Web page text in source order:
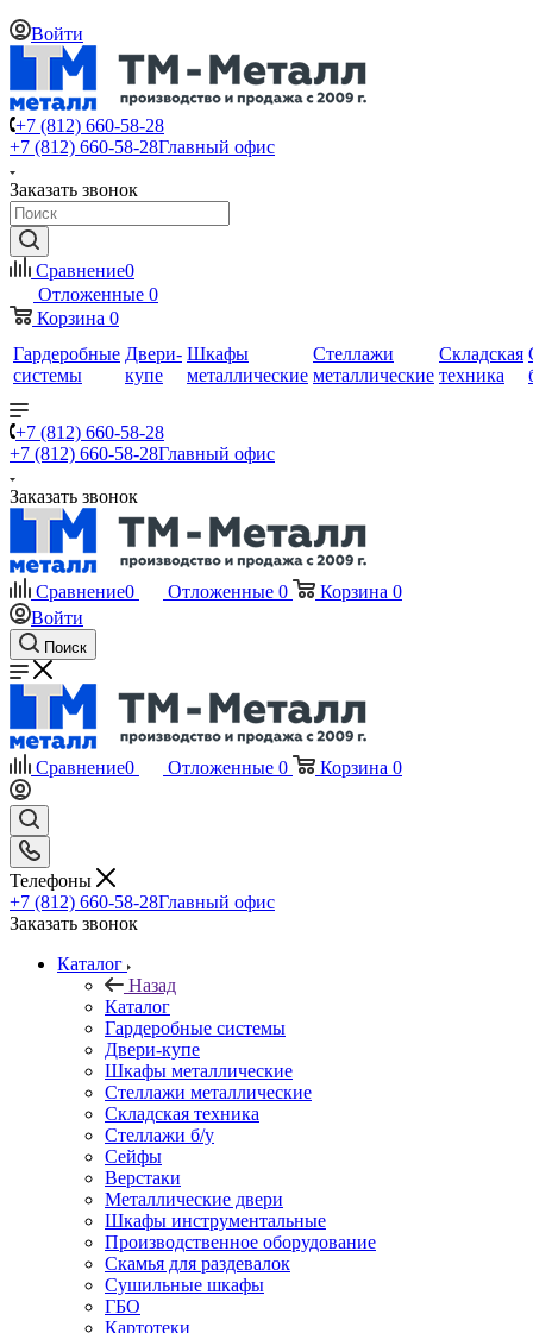
Войти
+7 (812) 660-58-28
+7 (812) 660-58-28Главный офис
Заказать звонок
Сравнение0
Отложенные 0
Корзина 0
Гардеробные
системы
Двери-
купе
Шкафы
металлические
Стеллажи
металлические
Складская
техника
+7 (812) 660-58-28
+7 (812) 660-58-28Главный офис
Заказать звонок
Сравнение0 Отложенные 0 Корзина 0
Войти
Поиск
Сравнение0 Отложенные 0 Корзина 0
Телефоны
+7 (812) 660-58-28Главный офис
Заказать звонок
Каталог
Назад
Каталог
Гардеробные системы
Двери-купе
Шкафы металлические
Стеллажи металлические
Складская техника
Стеллажи б/у
Сейфы
Верстаки
Металлические двери
Шкафы инструментальные
Производственное оборудование
Скамья для раздевалок
Сушильные шкафы
ГБО
Картотеки